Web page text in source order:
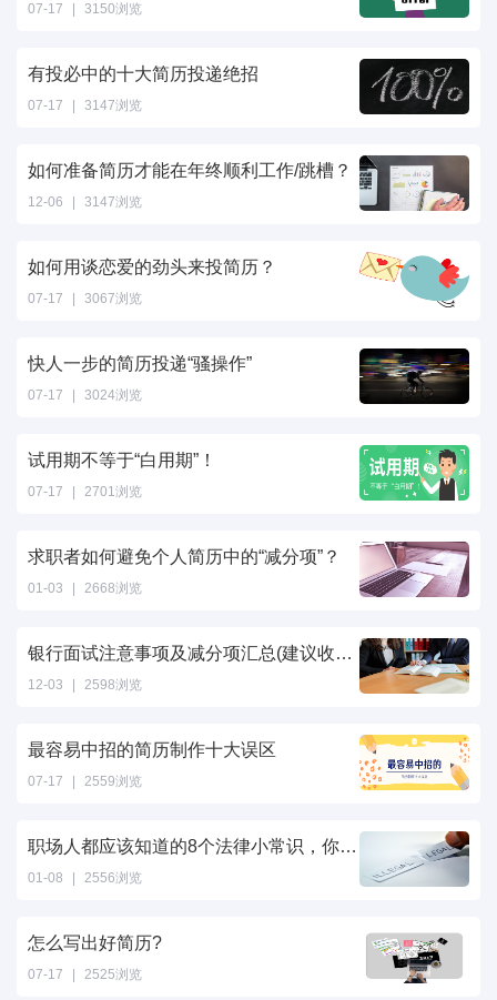
07-17 3150浏览
有投必中的十大简历投递绝招
07-17 3147浏览
如何准备简历才能在年终顺利工作/跳槽？
12-06 3147浏览
如何用谈恋爱的劲头来投简历？
07-17 3067浏览
快人一步的简历投递“骚操作”
07-17 3024浏览
试用期不等于“白用期”！
07-17 2701浏览
求职者如何避免个人简历中的“减分项”？
01-03 2668浏览
银行面试注意事项及减分项汇总(建议收藏！)
12-03 2598浏览
最容易中招的简历制作十大误区
07-17 2559浏览
职场人都应该知道的8个法律小常识，你知道几个？
01-08 2556浏览
怎么写出好简历?
07-17 2525浏览